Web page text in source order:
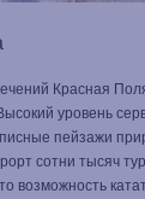
Красная
уровень
пейзажи
сотни тысяч
возможность